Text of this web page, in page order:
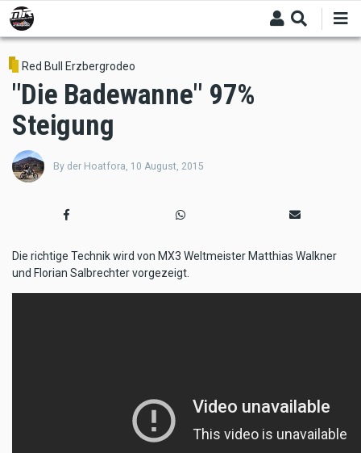
Skip
to
main
content
Red Bull Erzbergrodeo
"Die Badewanne" 97%
Steigung
By der Hoatfora 10 August, 2015
Die richtige Technik wird von MX3 Weltmeister Matthias Walkner
und Florian Salbrechter vorgezeigt.